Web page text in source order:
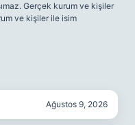
Gerçek kurum ve kişiler
ve kişiler ile isim
Ağustos 9, 2026